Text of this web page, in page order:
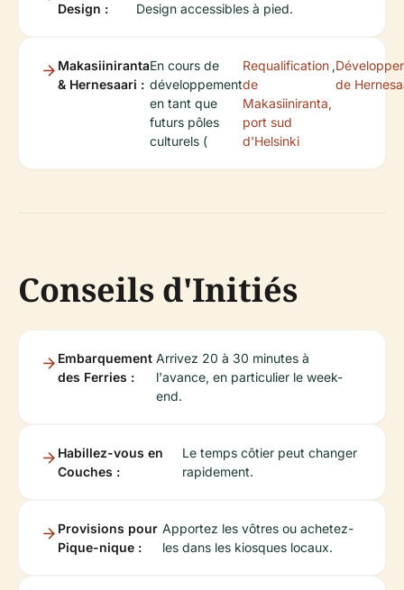
Design :
Design accessibles à pied.
Makasiiniranta
& Hernesaari :
En cours de
développement
en tant que
futurs pôles
culturels (
Requalification
de
Makasiiniranta,
port sud
d'Helsinki
,
de
Conseils d'Initiés
Embarquement
des Ferries :
Arrivez 20 à 30 minutes à
l'avance, en particulier le week-
end.
Habillez-vous en
Couches :
Le temps côtier peut changer
rapidement.
Provisions pour
Pique-nique :
Apportez les vôtres ou achetez-
les dans les kiosques locaux.